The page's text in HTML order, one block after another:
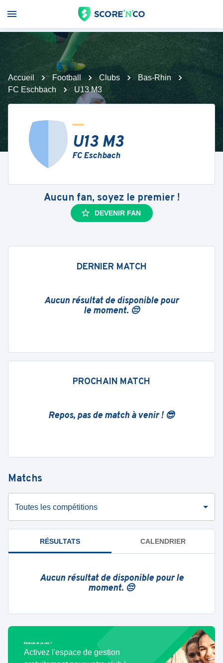
Accueil Football Clubs
Bas-Rhin
FC Eschbach
U13 M3
U13 M3
FC Eschbach
Aucun fan, soyez le premier !
DEVENIR FAN
DERNIER MATCH
Aucun résultat de disponible pour
le moment. 😔
PROCHAIN MATCH
Repos, pas de match à venir ! 😎
Matchs
Toutes les compétitions
RÉSULTATS CALENDRIER
Aucun résultat de disponible pour le
moment. 😔
Bénévole de ce club ?
Activez l'espace de gestion